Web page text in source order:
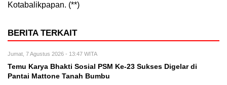
Kotabalikpapan. (**)
BERITA TERKAIT
Jumat, 7 Agustus 2026 - 13:47 WITA
Temu Karya Bhakti Sosial PSM Ke-23 Sukses Digelar di
Pantai Mattone Tanah Bumbu